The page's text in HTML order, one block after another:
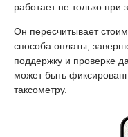
работает не только при
Он пересчитывает
способа оплаты,
поддержку и проверке
может быть
таксометру.